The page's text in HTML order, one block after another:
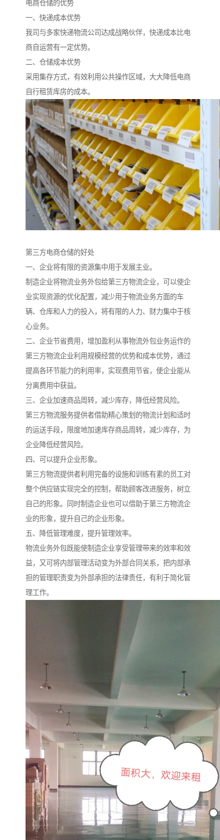
电商仓储的优势
一、快递成本优势
我司与多家快递物流公司达成战略伙伴，快递成本比电
商自运营有一定优势。
二、仓储成本优势
采用集存方式，有效利用公共操作区域，大大降低电商
自行租赁库房的成本。
第三方电商仓储的好处
一、企业将有限的资源集中用于发展主业。
制造企业将物流业务外包给第三方物流企业，可以使企
业实现资源的优化配置，减少用于物流业务方面的车
辆、仓库和人力的投入，将有限的人力、财力集中于核
心业务。
二、企业节省费用，增加盈利从事物流外包业务运作的
第三方物流企业利用规模经营的优势和成本优势，通过
提高各环节能力的利用率，实现费用节省，使企业能从
分离费用中获益。
三、企业加速商品周转，减少库存，降低经营风险。
第三方物流服务提供者借助精心策划的物流计划和适时
的运送手段，限度地加速库存商品周转，减少库存，为
企业降低经营风险。
四、可以提升企业形象。
第三方物流提供者利用完备的设施和训练有素的员工对
整个供应链实现完全的控制，帮助顾客改进服务，树立
自己的形象。同时制造企业也可以借助于第三方物流企
业的形象，提升自己的企业形象。
五、降低管理难度，提升管理效率。
物流业务外包既能使制造企业享受管理带来的效率和效
益，又可将内部管理活动变为外部合同关系，把内部承
担的管理职责变为外部承担的法律责任，有利于简化管
理工作。